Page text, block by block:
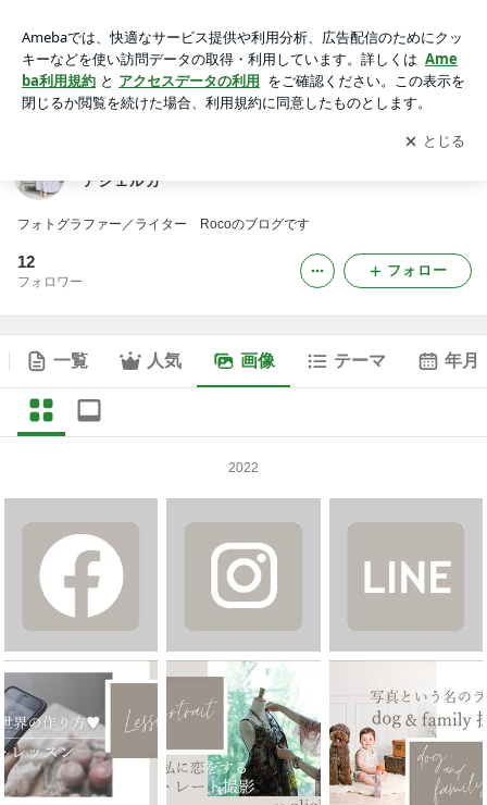
カの画像アプリをダウンロードして ブログの更新通知
を受け取りまし
ょう。
開く
アシェルカ
フォトグラファー／ライター Rocoのブログです
12
フォロワー
フォロー
一覧 人気 画像 テーマ 年月
2022